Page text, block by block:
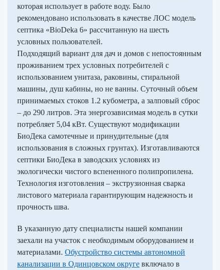
которая использует в работе воду. Было
рекомендовано использовать в качестве ЛОС модель
септика «BioDeka 6» рассчитанную на шесть
условных пользователей.
Подходящий вариант для дач и домов с непостоянным
проживанием трех условных потребителей с
использованием унитаза, раковины, стиральной
машины, душ кабины, но не ванны. Суточный объем
принимаемых стоков 1.2 кубометра, а залповый сброс
– до 290 литров. Эта энергозависимая модель в сутки
потребляет 5,04 кВт. Существуют модификации
БиоДека самотечные и принудительные (для
использования в сложных грунтах). Изготавливаются
септики БиоДека в заводских условиях из
экологически чистого вспененного полипропилена.
Технология изготовления – экструзионная сварка
листового материала гарантирующим надежность и
прочность шва.
В указанную дату специалисты нашей компании
заехали на участок с необходимым оборудованием и
материалами. Обустройство системы автономной
канализации в Одинцовском округе включало в